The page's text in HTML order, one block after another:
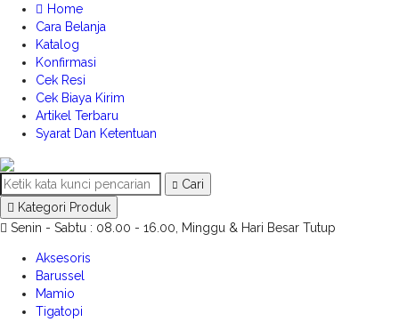
Home
Cara Belanja
Katalog
Konfirmasi
Cek Resi
Cek Biaya Kirim
Artikel Terbaru
Syarat Dan Ketentuan
Cari
Kategori Produk
Senin - Sabtu : 08.00 - 16.00, Minggu & Hari Besar Tutup
Aksesoris
Barussel
Mamio
Tigatopi